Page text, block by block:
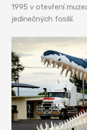
1995 v otevření
jedinečných fosilií.